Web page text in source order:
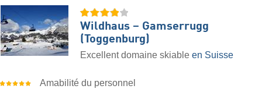
Wildhaus – Gamserrugg
(Toggenburg)
Excellent domaine skiable en Suisse
Amabilité du personnel